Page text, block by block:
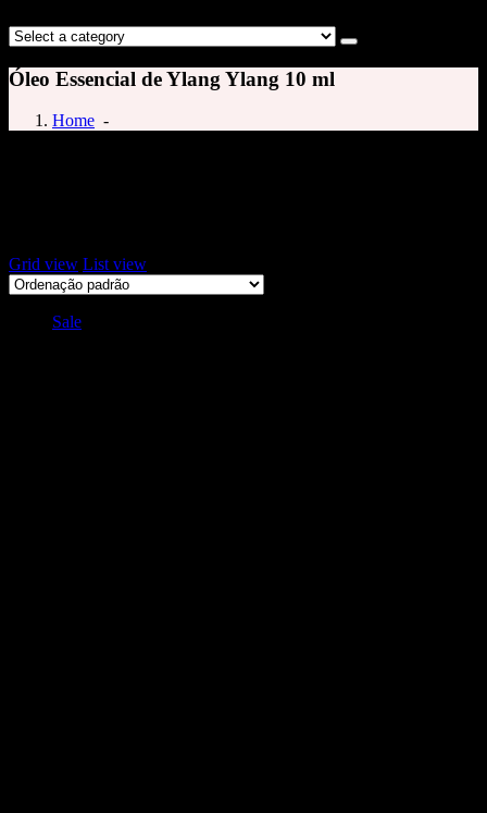
Óleo Essencial de Ylang Ylang 10 ml
Home -
Grid view List view
Sale